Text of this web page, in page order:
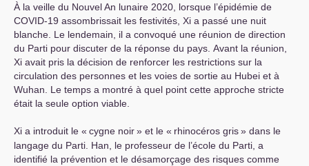
À la veille du Nouvel An lunaire 2020, lorsque l’épidémie de
COVID-19 assombrissait les festivités, Xi a passé une nuit
blanche. Le lendemain, il a convoqué une réunion de direction
du Parti pour discuter de la réponse du pays. Avant la réunion,
Xi avait pris la décision de renforcer les restrictions sur la
circulation des personnes et les voies de sortie au Hubei et à
Wuhan. Le temps a montré à quel point cette approche stricte
était la seule option viable.
Xi a introduit le « cygne noir» et le « rhinocéros gris» dans le
langage du Parti. Han, le professeur de l’école du Parti, a
identifié la prévention et le désamorçage des risques comme